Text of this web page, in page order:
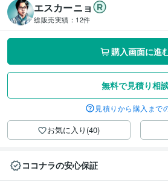
エスカーニョ
総販売実績： 12件
購入画面に進
無料で見積り相
見積りから購入まで
お気に入り(40)
ココナラの安心保証